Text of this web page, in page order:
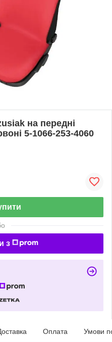
на передні
5-1066-253-4060
з
Оплата Умови